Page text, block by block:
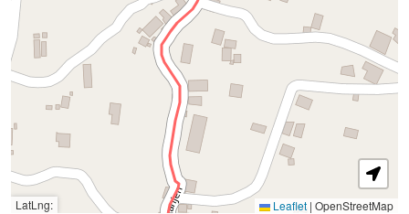
LatLng: Leaflet | OpenStreetMap